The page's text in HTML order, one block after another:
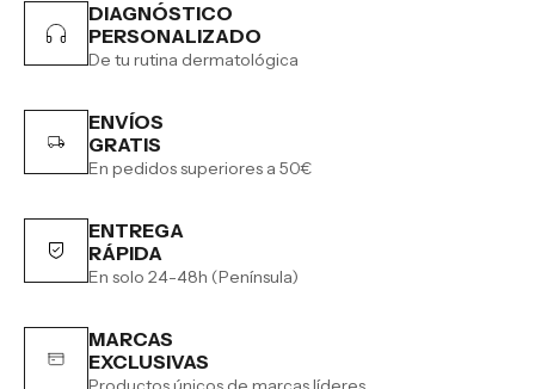
DIAGNÓSTICO
PERSONALIZADO
De tu rutina dermatológica
ENVÍOS
GRATIS
En pedidos superiores a 50€
ENTREGA
RÁPIDA
En solo 24-48h (Península)
MARCAS
EXCLUSIVAS